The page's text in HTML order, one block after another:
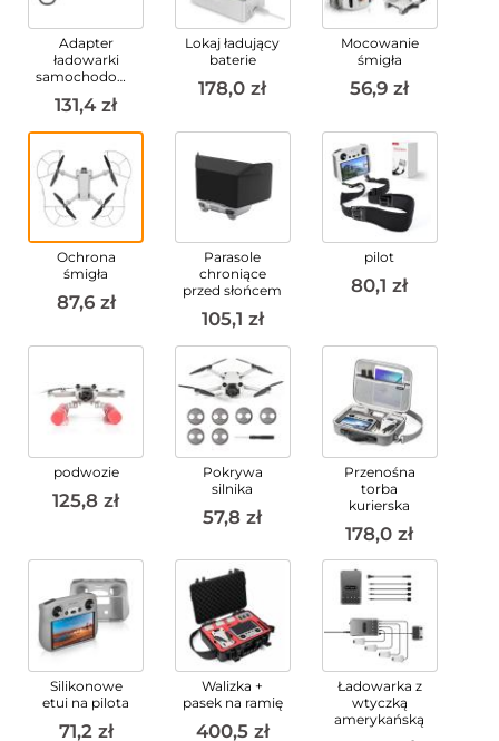
Adapter
ładowarki
samochodowej
131,4 zł
Lokaj ładujący
baterie
178,0 zł
Mocowanie
śmigła
56,9 zł
Ochrona
śmigła
87,6 zł
Parasole
chroniące
przed słońcem
105,1 zł
pilot
80,1 zł
podwozie
125,8 zł
Pokrywa
silnika
57,8 zł
Przenośna
torba
kurierska
178,0 zł
Silikonowe
etui na pilota
71,2 zł
Walizka +
pasek na ramię
400,5 zł
Ładowarka z
wtyczką
amerykańską